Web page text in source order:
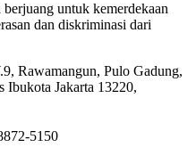
untuk kemerdekaan
dan diskriminasi dari
Rawamangun, Pulo Gadung,
Ibukota Jakarta 13220,
5150